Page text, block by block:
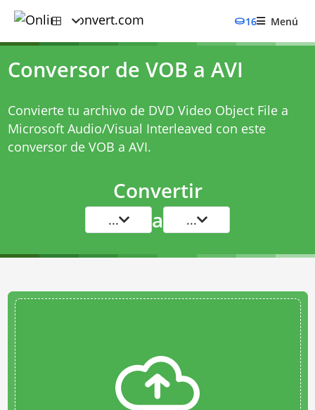
16 Menú
Conversor de VOB a AVI
Convierte tu archivo de DVD Video Object File a
Microsoft Audio/Visual Interleaved con este
conversor de VOB a AVI.
Convertir
... a ...